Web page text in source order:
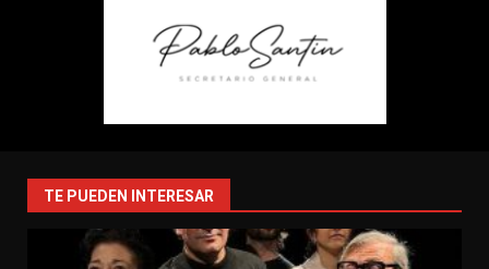
TE PUEDEN INTERESAR